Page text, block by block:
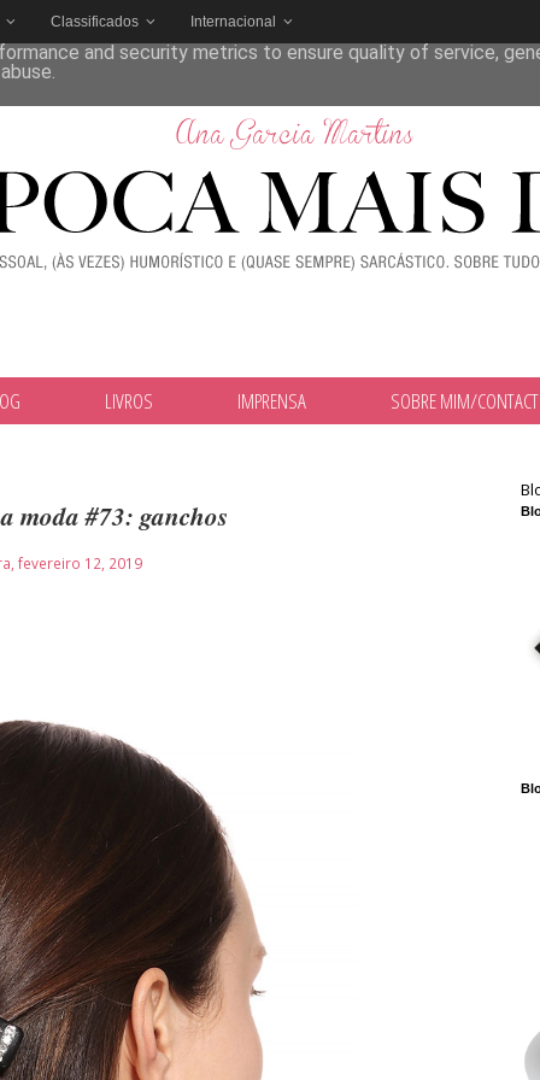
Classificados Internacional
LIVROS IMPRENSA SOBRE MIM/
moda #73: ganchos
fevereiro 12, 2019
its services and to analyze traffic. Your IP address and
and security metrics to ensure quality of service,